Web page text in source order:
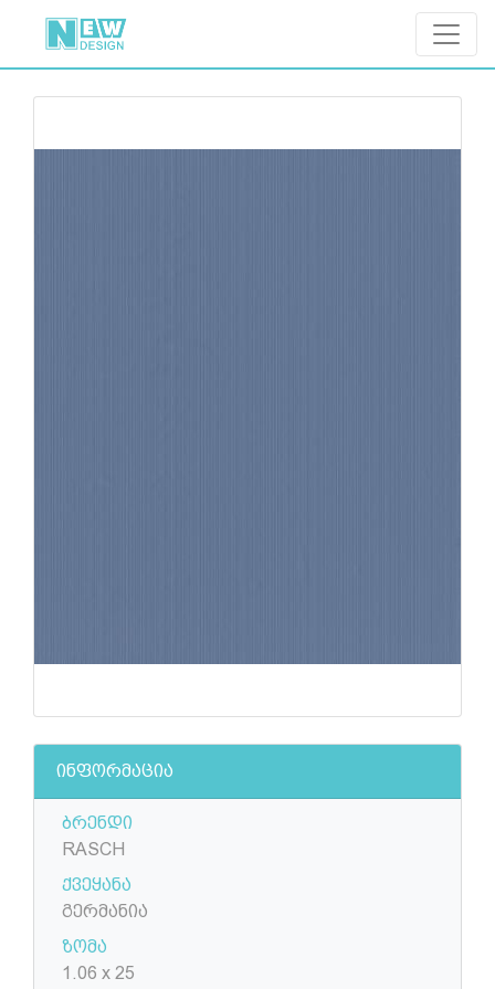
ინფორმაცია
ბრენდი
RASCH
ქვეყანა
გერმანია
ზომა
1.06 x 25